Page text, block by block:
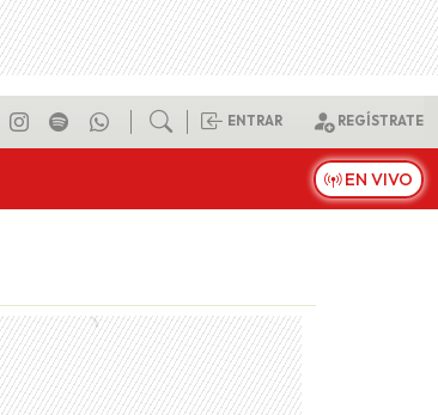
ENTRAR REGÍSTRATE
EN VIVO